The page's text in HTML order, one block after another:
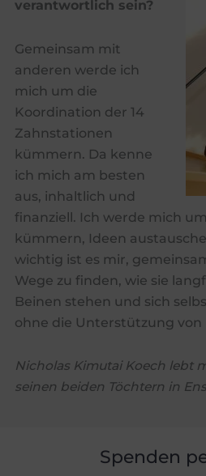
verantwortlich sein?
Gemeinsam mit
anderen werde ich
mich um die
Koordination der 14
Zahnstationen
kümmern. Da kenne
ich mich am besten
aus, inhaltlich und
finanziell. Ich werde mich
kümmern, Ideen
wichtig ist es mir,
Wege zu finden, wie sie
Beinen stehen und sich
ohne die Unterstützung von
Nicholas Kimutai Koech lebt
seinen beiden Töchtern in
Spenden